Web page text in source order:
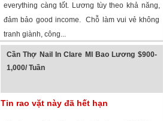
everything càng tốt. Lương tùy theo khả năng,
đảm bảo good income. Chỗ làm vui vẻ không
tranh giành, công...
Cần Thợ Nail In Clare MI Bao Lương $900-
1,000/ Tuần
Tin rao vặt này đã hết hạn